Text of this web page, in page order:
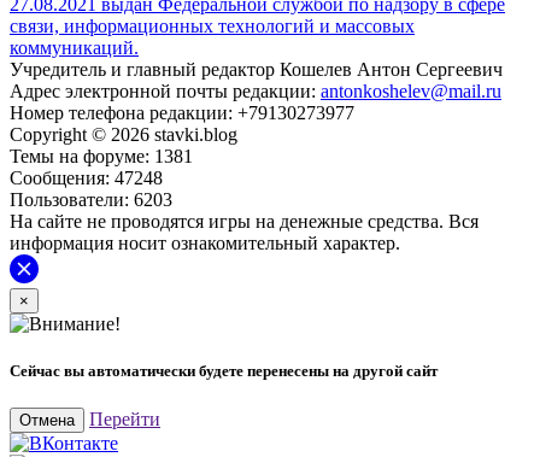
27.08.2021 выдан Федеральной службой по надзору в сфере
связи, информационных технологий и массовых
коммуникаций.
Учредитель и главный редактор Кошелев Антон Сергеевич
Адрес электронной почты редакции: antonkoshelev@mail.ru
Номер телефона редакции: +79130273977
Copyright © 2026 stavki.blog
Темы на форуме: 1381
Сообщения: 47248
Пользователи: 6203
На сайте не проводятся игры на денежные средства. Вся
информация носит ознакомительный характер.
×
Сейчас вы автоматически будете перенесены на другой сайт
Отмена Перейти